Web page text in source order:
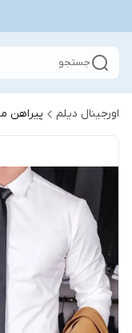
جستجو
اورجینال دیلم پیراهن